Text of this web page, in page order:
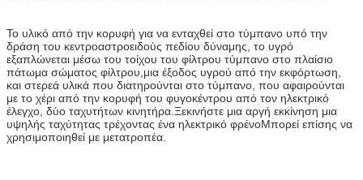
Το υλικό από την κορυφή για να ενταχθεί στο τύμπανο υπό την
δράση του κεντροαστροειδούς πεδίου δύναμης, το υγρό
εξαπλώνεται μέσω του τοίχου του φίλτρου τύμπανο στο πλαίσιο
πάτωμα σώματος φίλτρου,μια έξοδος υγρού από την εκφόρτωση,
και στερεά υλικά που διατηρούνται στο τύμπανο, που αφαιρούνται
με το χέρι από την κορυφή του φυγοκέντρου από τον ηλεκτρικό
έλεγχο, δύο ταχυτήτων κινητήρα.Ξεκινήστε μια αργή εκκίνηση μια
υψηλής ταχύτητας τρέχοντας ένα ηλεκτρικό φρένοΜπορεί επίσης να
χρησιμοποιηθεί με μετατροπέα.